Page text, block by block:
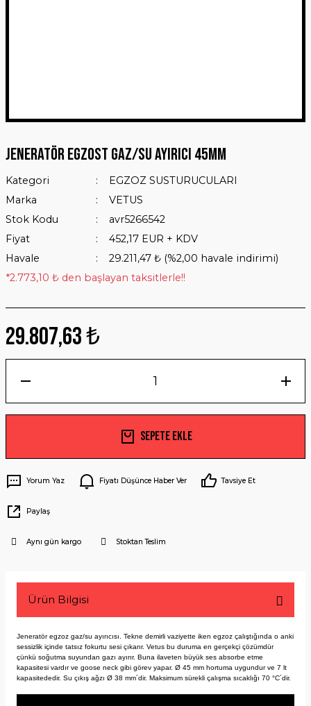
Jeneratör Egzost Gaz/Su Ayırıcı 45mm
Kategori
EGZOZ SUSTURUCULARI
Marka
VETUS
Stok Kodu
avr5266542
Fiyat
452,17 EUR + KDV
Havale
29.211,47 ₺ (%2,00 havale indirimi)
*2.773,10 ₺ den başlayan taksitlerle!!
29.807,63 ₺
Sepete Ekle
Yorum Yaz Fiyatı Düşünce Haber Ver Tavsiye Et
Paylaş
Aynı gün kargo Stoktan Teslim
Ürün Bilgisi
Jeneratör egzoz gaz/su ayırıcısı. Tekne demirli vaziyette iken egzoz çalıştığında o anki
sessizlik içinde tatsız fokurtu sesi çıkarır. Vetus bu duruma en gerçekçi çözümdür
çünkü soğutma suyundan gazı ayırır. Buna ilaveten büyük ses absorbe etme
kapasitesi vardır ve goose neck gibi görev yapar. Ø 45 mm hortuma uygundur ve 7 lt
kapasitededir. Su çıkış ağzı Ø 38 mm´dir. Maksimum sürekli çalışma sıcaklığı 70 °C´dir.